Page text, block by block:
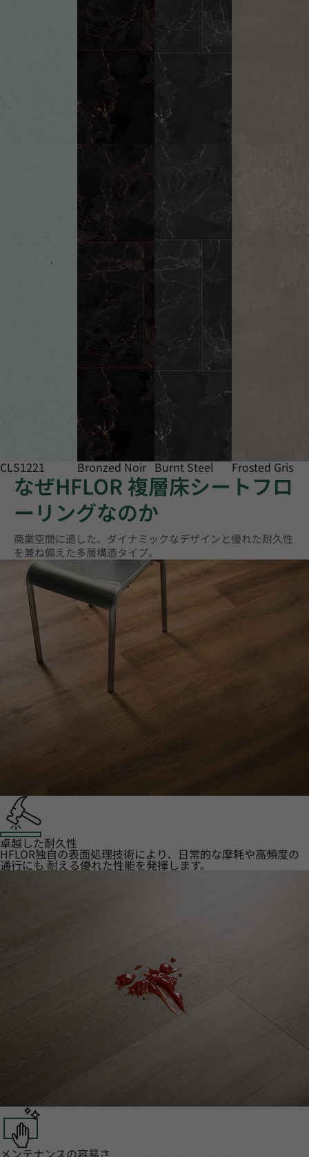
CLS1221 Bronzed Noir Burnt Steel Frosted Gris
なぜHFLOR 複層床シートフロ
ーリングなのか
商業空間に適した、ダイナミックなデザインと優れた耐久性
を兼ね備えた多層構造タイプ。
卓越した耐久性
HFLOR独自の表面処理技術により、日常的な摩耗や高頻度の
通行にも 耐える優れた性能を発揮します。
メンテナンスの容易さ